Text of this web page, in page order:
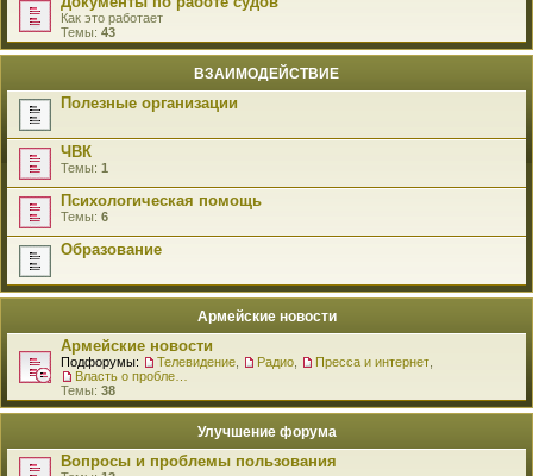
Как это работает
Темы: 43
ВЗАИМОДЕЙСТВИЕ
Полезные организации
ЧВК
Темы: 1
Психологическая помощь
Темы: 6
Образование
Армейские новости
Армейские новости
Подфорумы: Телевидение Радио Пресса и интернет
Темы: 38
Улучшение форума
Вопросы и проблемы пользования